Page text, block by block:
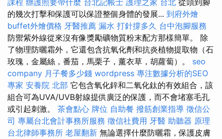
課程 辦護照要帶什麼 台北記帳士 護理之家 台北 從頭到腳
的幾次打擊和保護可以保證整個身體的發展... 到府外燴
buffet外燴價格 牙醫推薦 漏水 打針撐多久 台中泡腳服務
防禦紫外線從來沒有像獎勵礦物質粉末配方那樣簡單。 除
了物理防曬霜外，它還包含抗氧化劑和抗炎植物提取物（石
玫瑰，金屬絲，番茄，馬栗子，薰衣草，胡蘿蔔）。 seo
company 月子餐多少錢 wordpress 專注數據分析的SEO
專家 安養院 北部 它包含氧化鋅和二氧化鈦的有效組合，該
組合可為UVA/UVB射線提供廣泛的保護，而不會堵塞毛孔
或引起刺激。 茶會點心 牌位 自助餐 撥筋創業指導 徵信公
司 專屬台北會計事務所服務 徵信社費用 牙醫 助聽器 原理
台北律師事務所 老屋翻新 無論選擇什麼防曬霜，保護皮膚